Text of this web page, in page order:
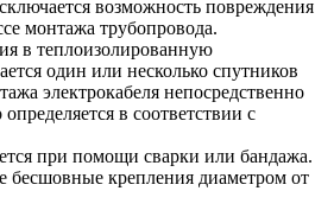
возможность повреждения
монтажа трубопровода.
в теплоизолированную
один или несколько спутников
электрокабеля непосредственно
в соответствии с
при помощи сварки или бандажа.
бесшовные крепления диаметром от